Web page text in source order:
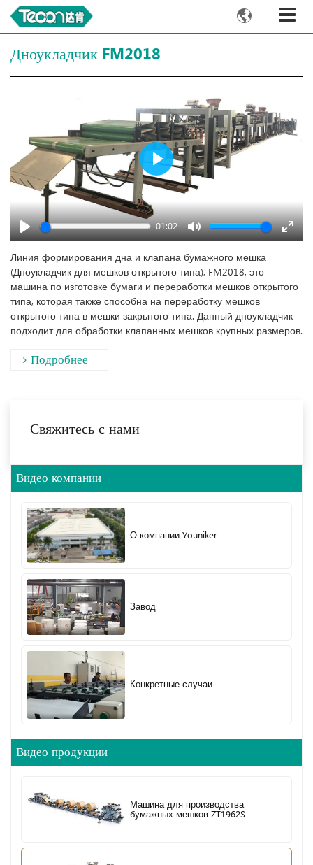

Дноукладчик FM2018
Play
01:02
Mute
Enter
Play
Линия формирования дна и клапана бумажного мешка
(Дноукладчик для мешков открытого типа), FM2018, это
машина по изготовке бумаги и переработки мешков открытого
типа, которая также способна на переработку мешков
открытого типа в мешки закрытого типа. Данный дноукладчик
подходит для обработки клапанных мешков крупных размеров.
Подробнее
Свяжитесь с нами
Видео компании
О компании Youniker
Завод
Конкретные случаи
Видео продукции
Машина для производства
бумажных мешков ZT1962S